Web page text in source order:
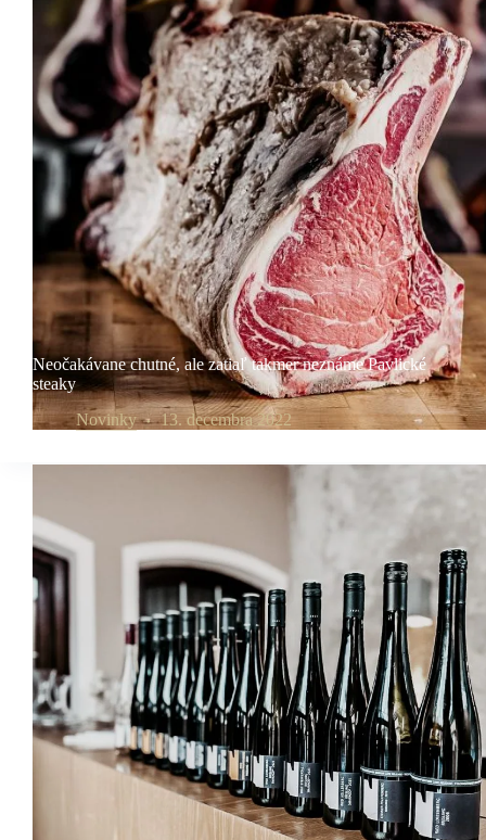
Neočakávane chutné, ale zatiaľ takmer neznáme Pavlické
steaky
Novinky
13. decembra 2022